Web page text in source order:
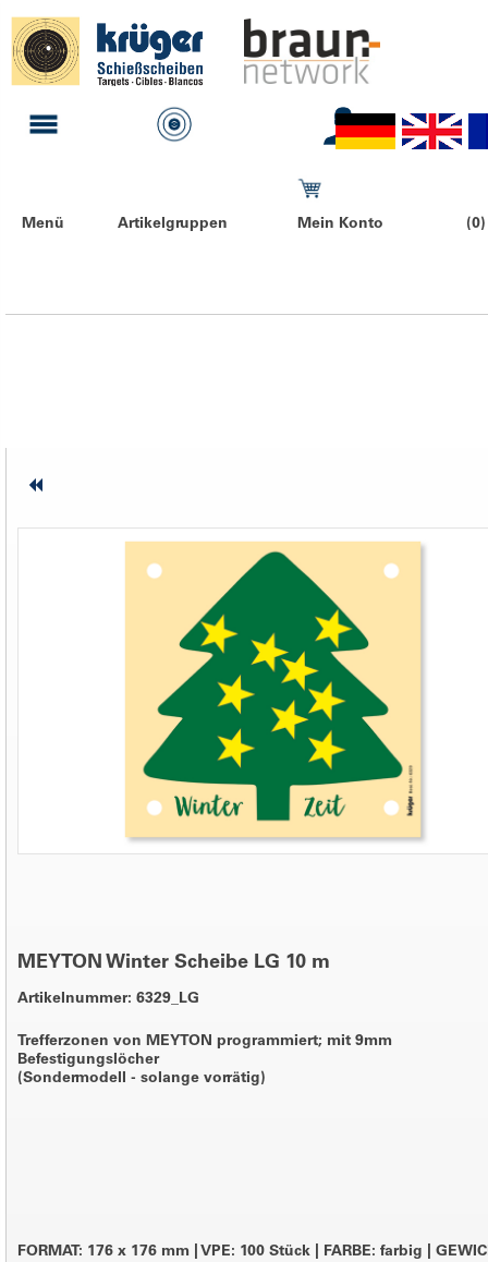
Menü Artikelgruppen Mein Konto
MEYTON Winter Scheibe LG 10 m
Artikelnummer: 6329_LG
Trefferzonen von MEYTON programmiert; mit 9mm
Befestigungslöcher
(Sondermodell - solange vorrätig)
FORMAT: 176 x 176 mm VPE: 100 Stück FARBE: farbig